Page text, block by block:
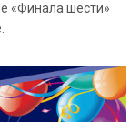
«Финала шести»